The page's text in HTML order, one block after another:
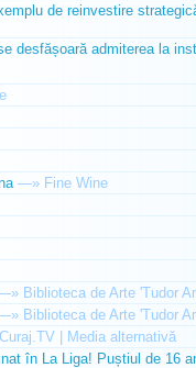
de reinvestire
desfășoară admiterea la
—» Fine Wine
Biblioteca de Arte 'Tudor
Biblioteca de Arte 'Tudor
Curaj.TV | Media alternativă
în La Liga! Puștiul de 16